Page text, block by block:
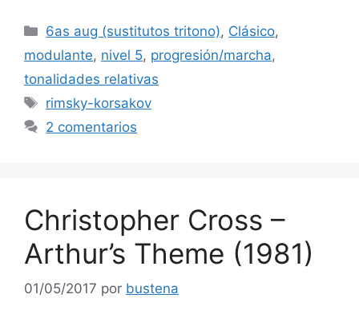
Categorías
6as aug (sustitutos tritono), Clásico,
modulante, nivel 5, progresión/marcha,
tonalidades relativas
Etiquetas
rimsky-korsakov
2 comentarios
Christopher Cross –
Arthur’s Theme (1981)
01/05/2017 por bustena